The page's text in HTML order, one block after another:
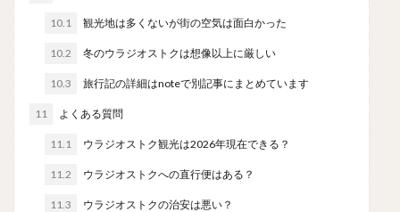
10.1 観光地は多くないが街の空気は面白かった
10.2 冬のウラジオストクは想像以上に厳しい
10.3 旅行記の詳細はnoteで別記事にまとめています
11 よくある質問
11.1 ウラジオストク観光は2026年現在できる？
11.2 ウラジオストクへの直行便はある？
11.3 ウラジオストクの治安は悪い？